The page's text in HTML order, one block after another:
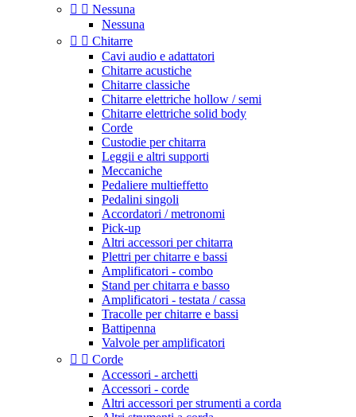
  Nessuna
Nessuna
  Chitarre
Cavi audio e adattatori
Chitarre acustiche
Chitarre classiche
Chitarre elettriche hollow / semi
Chitarre elettriche solid body
Corde
Custodie per chitarra
Leggii e altri supporti
Meccaniche
Pedaliere multieffetto
Pedalini singoli
Accordatori / metronomi
Pick-up
Altri accessori per chitarra
Plettri per chitarre e bassi
Amplificatori - combo
Stand per chitarra e basso
Amplificatori - testata / cassa
Tracolle per chitarre e bassi
Battipenna
Valvole per amplificatori
  Corde
Accessori - archetti
Accessori - corde
Altri accessori per strumenti a corda